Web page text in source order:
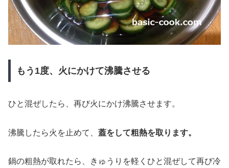
もう1度、火にかけて沸騰させる
ひと混ぜしたら、再び火にかけ沸騰させます。
沸騰したら火を止めて、 蓋をして粗熱を取ります。
鍋の粗熱が取れたら、きゅうりを軽くひと混ぜして再び冷